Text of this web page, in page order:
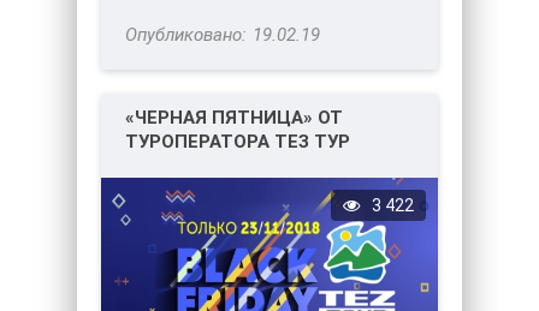
19.02.19
«ЧЕРНАЯ ПЯТНИЦА» ОТ
ТУРОПЕРАТОРА ТЕЗ ТУР
3 422